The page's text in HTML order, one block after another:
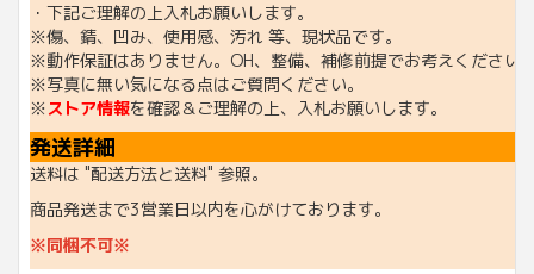
・下記ご理解の上入札お願いします。
※傷、錆、凹み、使用感、汚れ 等、現状品です。
※動作保証はありません。OH、整備、補修前提でお考えください
※写真に無い気になる点はご質問ください。
※ストア情報を確認＆ご理解の上、入札お願いします。
発送詳細
送料は "配送方法と送料" 参照。
商品発送まで3営業日以内を心がけております。
※同梱不可※